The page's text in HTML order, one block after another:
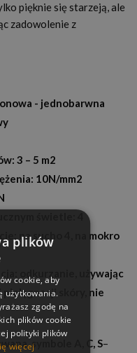
pięknie się starzeją, ale
zadowolenie z
- jednobarwna
3 – 5 m2
10N/mm2
na sucho 4, na mokro
odkurzanie, używając
pielęgnacji skóry, nie
symbole A, C, S–
plików
cookie, aby
użytkowania.
zgodę na
plików cookie
polityki plików
więcej